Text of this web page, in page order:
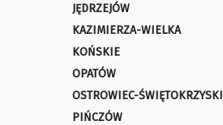
JĘDRZEJÓW
KAZIMIERZA-WIELKA
KOŃSKIE
OPATÓW
OSTROWIEC-ŚWIĘTOKRZYSKI
PIŃCZÓW